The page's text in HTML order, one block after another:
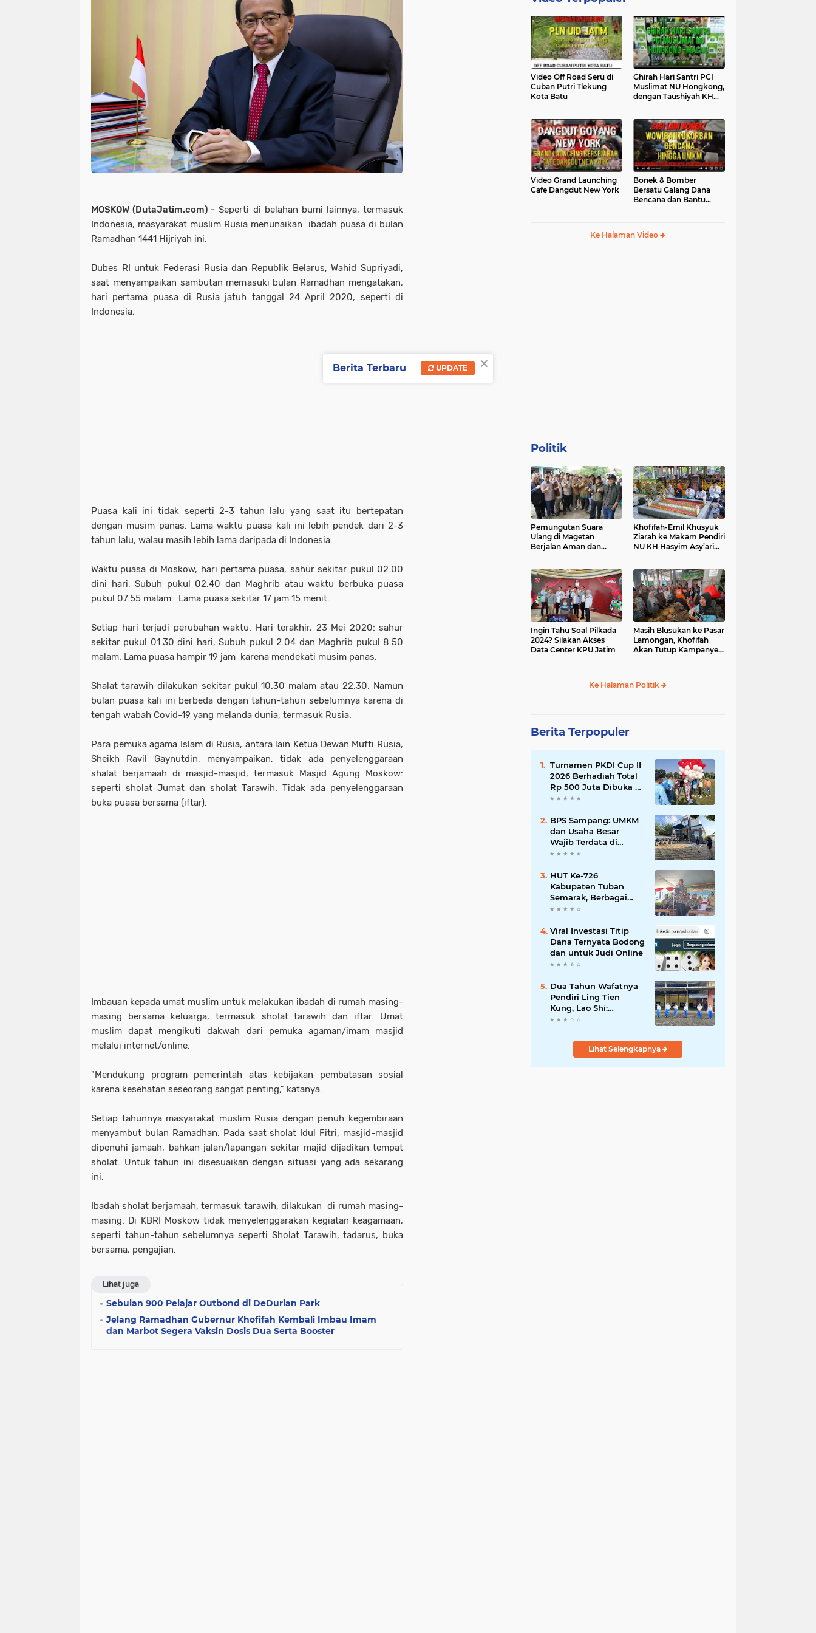
MOSKOW (DutaJatim.com) - Seperti di belahan bumi lainnya, termasuk
Indonesia, masyarakat muslim Rusia menunaikan ibadah puasa di bulan
Ramadhan 1441 Hijriyah ini.
Dubes RI untuk Federasi Rusia dan Republik Belarus, Wahid Supriyadi,
saat menyampaikan sambutan memasuki bulan Ramadhan mengatakan,
hari pertama puasa di Rusia jatuh tanggal 24 April 2020, seperti di
Indonesia.
Puasa kali ini tidak seperti 2-3 tahun lalu yang saat itu bertepatan
dengan musim panas. Lama waktu puasa kali ini lebih pendek dari 2-3
tahun lalu, walau masih lebih lama daripada di Indonesia.
Waktu puasa di Moskow, hari pertama puasa, sahur sekitar pukul 02.00
dini hari, Subuh pukul 02.40 dan Maghrib atau waktu berbuka puasa
pukul 07.55 malam. Lama puasa sekitar 17 jam 15 menit.
Setiap hari terjadi perubahan waktu. Hari terakhir, 23 Mei 2020: sahur
sekitar pukul 01.30 dini hari, Subuh pukul 2.04 dan Maghrib pukul 8.50
malam. Lama puasa hampir 19 jam karena mendekati musim panas.
Shalat tarawih dilakukan sekitar pukul 10.30 malam atau 22.30. Namun
bulan puasa kali ini berbeda dengan tahun-tahun sebelumnya karena di
tengah wabah Covid-19 yang melanda dunia, termasuk Rusia.
Para pemuka agama Islam di Rusia, antara lain Ketua Dewan Mufti Rusia,
Sheikh Ravil Gaynutdin, menyampaikan, tidak ada penyelenggaraan
shalat berjamaah di masjid-masjid, termasuk Masjid Agung Moskow:
seperti sholat Jumat dan sholat Tarawih. Tidak ada penyelenggaraan
buka puasa bersama (iftar).
Imbauan kepada umat muslim untuk melakukan ibadah di rumah masing-
masing bersama keluarga, termasuk sholat tarawih dan iftar. Umat
muslim dapat mengikuti dakwah dari pemuka agaman/imam masjid
melalui internet/online.
"Mendukung program pemerintah atas kebijakan pembatasan sosial
karena kesehatan seseorang sangat penting," katanya.
Setiap tahunnya masyarakat muslim Rusia dengan penuh kegembiraan
menyambut bulan Ramadhan. Pada saat sholat Idul Fitri, masjid-masjid
dipenuhi jamaah, bahkan jalan/lapangan sekitar majid dijadikan tempat
sholat. Untuk tahun ini disesuaikan dengan situasi yang ada sekarang
ini.
Ibadah sholat berjamaah, termasuk tarawih, dilakukan di rumah masing-
masing. Di KBRI Moskow tidak menyelenggarakan kegiatan keagamaan,
seperti tahun-tahun sebelumnya seperti Sholat Tarawih, tadarus, buka
bersama, pengajian.
Lihat juga
Sebulan 900 Pelajar Outbond di DeDurian Park
Jelang Ramadhan Gubernur Khofifah Kembali Imbau Imam
dan Marbot Segera Vaksin Dosis Dua Serta Booster
Video Off Road Seru di
Cuban Putri Tlekung
Kota Batu
Ghirah Hari Santri PCI
Muslimat NU Hongkong,
dengan Taushiyah KH
Video Grand Launching
Cafe Dangdut New York
Bonek & Bomber
Bersatu Galang Dana
Bencana dan Bantu
Ke Halaman Video
Politik
Pemungutan Suara
Ulang di Magetan
Berjalan Aman dan
Khofifah-Emil Khusyuk
Ziarah ke Makam Pendiri
NU KH Hasyim Asy’ari
Ingin Tahu Soal Pilkada
2024? Silakan Akses
Data Center KPU Jatim
Masih Blusukan ke Pasar
Lamongan, Khofifah
Akan Tutup Kampanye
Ke Halaman Politik
Berita Terpopuler
Turnamen PKDI Cup II
2026 Berhadiah Total
Rp 500 Juta Dibuka di
Jombang, Ketua PKDI
Mahdi: Ajang
Silaturrahmi dan
Media Komunikasi
Antar-Kades untuk
BPS Sampang: UMKM
dan Usaha Besar
Wajib Terdata di
Sensus Ekonomi 2026,
Sasaran
HUT Ke-726
Kabupaten Tuban
Semarak, Berbagai
Prestasinya Pun
Viral Investasi Titip
Dana Ternyata Bodong
dan untuk Judi Online
Dua Tahun Wafatnya
Pendiri Ling Tien
Kung, Lao Shi:
Amanah Harus Kita
Lihat Selengkapnya
×
Berita Terbaru UPDATE